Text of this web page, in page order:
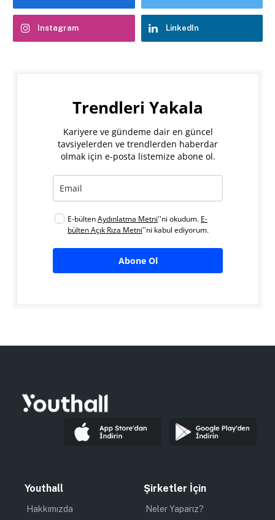
Instagram LinkedIn
Trendleri Yakala
Kariyere ve gündeme dair en güncel
tavsiyelerden ve trendlerden haberdar
olmak için e-posta listemize abone ol.
E-bültenAydınlatma Metni''ni okudum. E-
bülten Açık Rıza Metni''ni kabul ediyorum.
Abone Ol
Youthall
Hakkımızda
Şirketler İçin
Neler Yaparız?